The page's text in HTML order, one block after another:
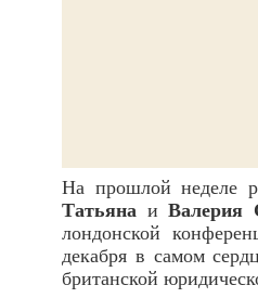
На прошлой неделе
Татьяна иВалерия
лондонской
декабря в самом
британской